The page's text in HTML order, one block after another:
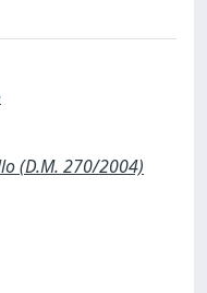
(D.M. 270/2004)